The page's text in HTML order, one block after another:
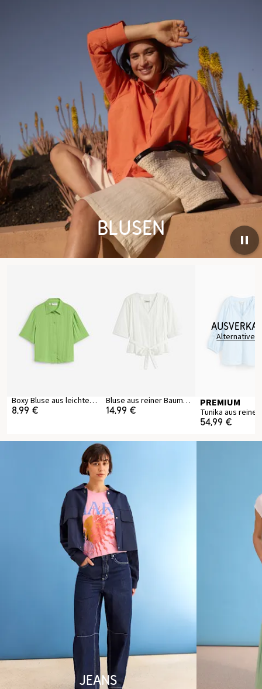
Blusen
Boxy Bluse aus leichtem Crêpe
8,99 €
Bluse aus reiner Baumwolle
14,99 €
Alternativen
PREMIUM
Tunika aus
54,99 €
Jeans